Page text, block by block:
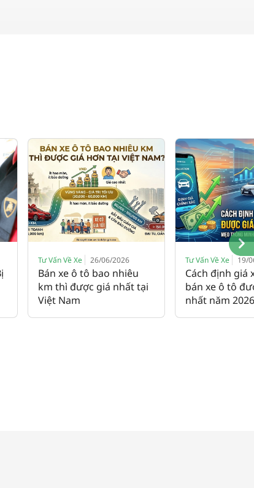
Tư Vấn Về Xe 26/06/2026
Bán xe ô tô bao nhiêu
km thì được giá nhất tại
Việt Nam
Tư Vấn Về Xe 19/
Cách định giá
bán xe ô tô
nhất năm 2026